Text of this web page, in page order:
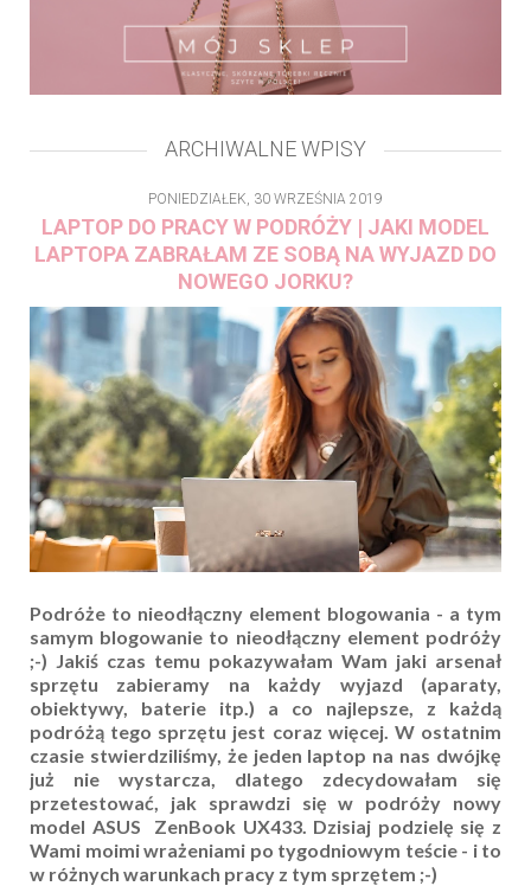
ARCHIWALNE WPISY
PONIEDZIAŁEK, 30 WRZEŚNIA 2019
LAPTOP DO PRACY W PODRÓŻY | JAKI MODEL
LAPTOPA ZABRAŁAM ZE SOBĄ NA WYJAZD DO
NOWEGO JORKU?
Podróże to nieodłączny element blogowania - a tym
samym blogowanie to nieodłączny element podróży
;-) Jakiś czas temu pokazywałam Wam jaki arsenał
sprzętu zabieramy na każdy wyjazd (aparaty,
obiektywy, baterie itp.) a co najlepsze, z każdą
podróżą tego sprzętu jest coraz więcej. W ostatnim
czasie stwierdziliśmy, że jeden laptop na nas dwójkę
już nie wystarcza, dlatego zdecydowałam się
przetestować, jak sprawdzi się w podróży nowy
model ASUS ZenBook UX433. Dzisiaj podzielę się z
Wami moimi wrażeniami po tygodniowym teście - i to
w różnych warunkach pracy z tym sprzętem ;-)